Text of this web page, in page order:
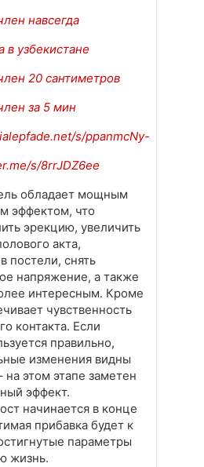
навсегда
в узбекистане
20 сантиметров
за 5 мин
s/ppanmcNy-
s/8rrJDZ6ee
обладает мощным
эффектом, что
эрекцию, увеличить
акта,
постели, снять
напряжение, а также
интересным. Кроме
чувственность
контакта. Если
правильно,
изменения видны
на этом этапе заметен
эффект.
начинается в конце
прибавка будет к
параметры
жизнь.